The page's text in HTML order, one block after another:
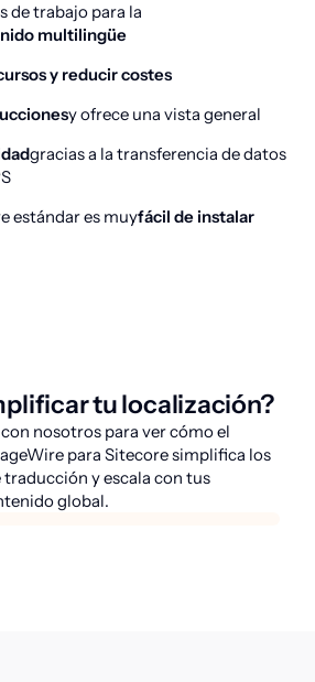
de trabajo para la
multilingüe
y reducir costes
y ofrece una vista general
gracias a la transferencia de datos
estándar es muyfácil de instalar
tu localización?
nosotros para ver cómo el
para Sitecore simplifica los
y escala con tus
global.